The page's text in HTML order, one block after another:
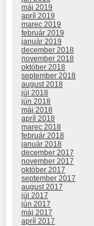
máj 2019
apríl 2019
marec 2019
február 2019
január 2019
december 2018
november 2018
október 2018
september 2018
august 2018
júl 2018
jún 2018
máj 2018
apríl 2018
marec 2018
február 2018
január 2018
december 2017
november 2017
október 2017
september 2017
august 2017
júl 2017
jún 2017
máj 2017
apríl 2017